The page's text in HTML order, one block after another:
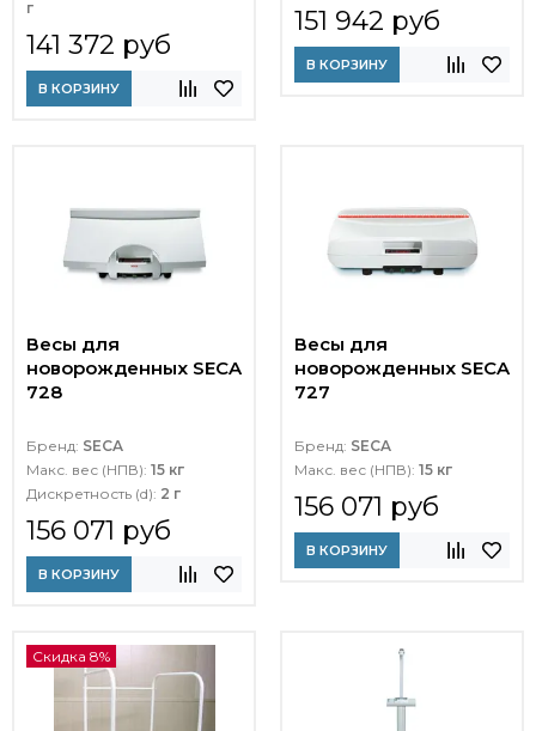
г
141 372 руб
В КОРЗИНУ
151 942 руб
В КОРЗИНУ
Весы для
новорожденных SECA
728
Бренд: SECA
Макс. вес (НПВ): 15 кг
Дискретность (d): 2 г
156 071 руб
В КОРЗИНУ
Весы для
новорожденных SECA
727
Бренд: SECA
Макс. вес (НПВ): 15 кг
156 071 руб
В КОРЗИНУ
Скидка 8%